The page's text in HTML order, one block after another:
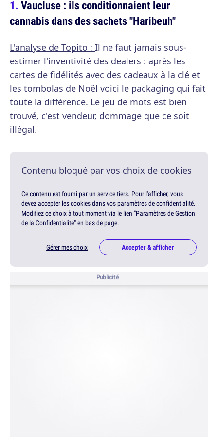
Vaucluse : ils conditionnaient leur
cannabis dans des sachets "Haribeuh"
L'analyse de Topito : Il ne faut jamais sous-
estimer l'inventivité des dealers : après les
cartes de fidélités avec des cadeaux à la clé et
les tombolas de Noël voici le packaging qui fait
toute la différence. Le jeu de mots est bien
trouvé, c'est vendeur, dommage que ce soit
illégal.
Contenu bloqué par vos choix de cookies
Ce contenu est fourni par un service tiers. Pour l'afficher, vous
devez accepter les cookies dans vos paramètres de confidentialité.
Modifiez ce choix à tout moment via le lien "Paramètres de Gestion
de la Confidentialité" en bas de page.
Gérer mes choix Accepter & afficher
Publicité